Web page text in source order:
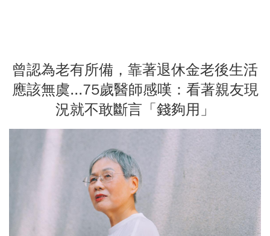
曾認為老有所備，靠著退休金老後生活
應該無虞...75歲醫師感嘆：看著親友現
況就不敢斷言「錢夠用」